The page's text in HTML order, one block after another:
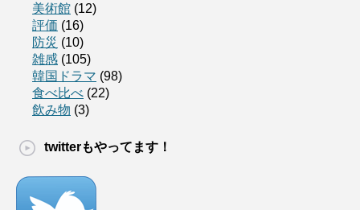
美術館 (12)
評価 (16)
防災 (10)
雑感 (105)
韓国ドラマ (98)
食べ比べ (22)
飲み物 (3)
twitterもやってます！